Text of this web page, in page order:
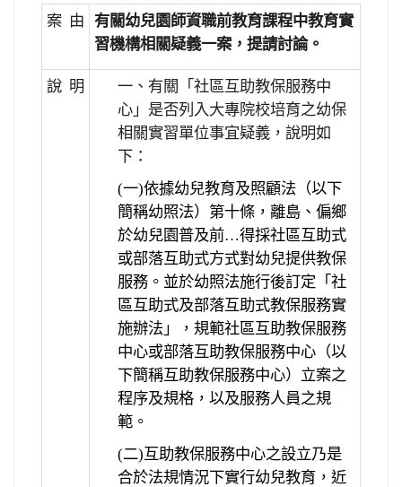
案 由
有關幼兒園師資職前教育課程中教育實
習機構相關疑義一案，提請討論。
說 明
一、有關「社區互助教保服務中
心」是否列入大專院校培育之幼保
相關實習單位事宜疑義，說明如
下：
(一)依據幼兒教育及照顧法（以下
簡稱幼照法）第十條，離島、偏鄉
於幼兒園普及前…得採社區互助式
或部落互助式方式對幼兒提供教保
服務。並於幼照法施行後訂定「社
區互助式及部落互助式教保服務實
施辦法」，規範社區互助教保服務
中心或部落互助教保服務中心（以
下簡稱互助教保服務中心）立案之
程序及規格，以及服務人員之規
範。
(二)互助教保服務中心之設立乃是
合於法規情況下實行幼兒教育，近